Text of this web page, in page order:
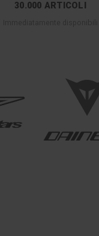
30.000 ARTICOLI